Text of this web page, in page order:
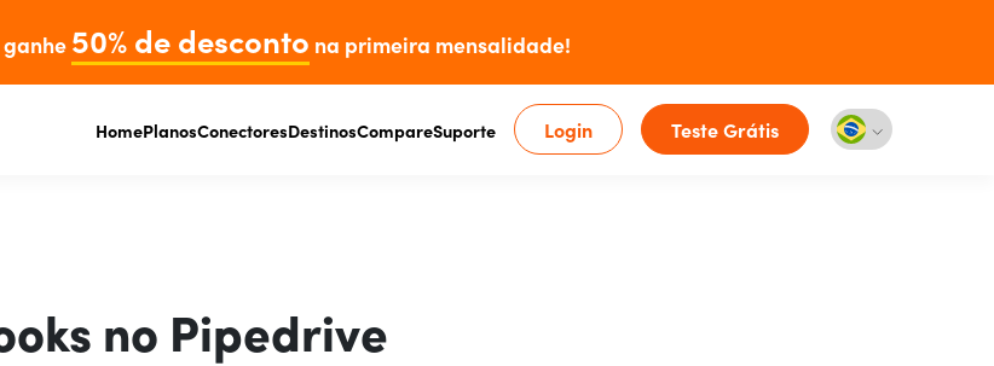
50% de desconto na primeira mensalidade!
HomePlanosConectoresDestinosCompareSuporte Login Teste Grátis
no Pipedrive